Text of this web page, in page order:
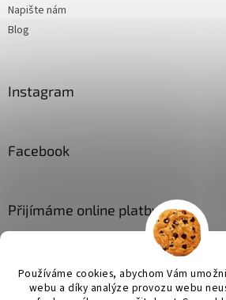
Používáme cookies, abychom Vám
webu a díky analýze provozu webu
Napište nám
Blog
Instagram
Facebook
Přijímáme online platby